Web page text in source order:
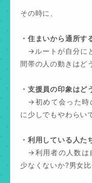
その時に、
・住まいから通所す
→ルートが自分に
間帯の人の動きはど
・支援員の印象はど
→初めて会った時
に少しでもやわらい
・利用している人た
→利用者の人数は
少なくないか?男女